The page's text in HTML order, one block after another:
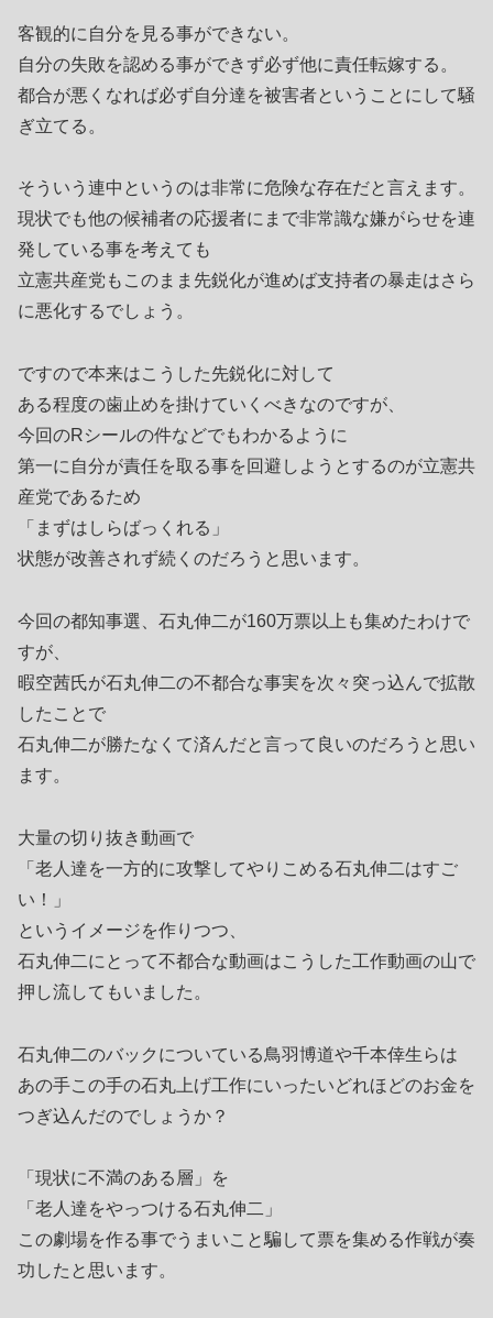
客観的に自分を見る事ができない。
自分の失敗を認める事ができず必ず他に責任転嫁する。
都合が悪くなれば必ず自分達を被害者ということにして騒
ぎ立てる。
そういう連中というのは非常に危険な存在だと言えます。
現状でも他の候補者の応援者にまで非常識な嫌がらせを連
発している事を考えても
立憲共産党もこのまま先鋭化が進めば支持者の暴走はさら
に悪化するでしょう。
ですので本来はこうした先鋭化に対して
ある程度の歯止めを掛けていくべきなのですが、
今回のRシールの件などでもわかるように
第一に自分が責任を取る事を回避しようとするのが立憲共
産党であるため
「まずはしらばっくれる」
状態が改善されず続くのだろうと思います。
今回の都知事選、石丸伸二が160万票以上も集めたわけで
すが、
暇空茜氏が石丸伸二の不都合な事実を次々突っ込んで拡散
したことで
石丸伸二が勝たなくて済んだと言って良いのだろうと思い
ます。
大量の切り抜き動画で
「老人達を一方的に攻撃してやりこめる石丸伸二はすご
い！」
というイメージを作りつつ、
石丸伸二にとって不都合な動画はこうした工作動画の山で
押し流してもいました。
石丸伸二のバックについている鳥羽博道や千本倖生らは
あの手この手の石丸上げ工作にいったいどれほどのお金を
つぎ込んだのでしょうか？
「現状に不満のある層」を
「老人達をやっつける石丸伸二」
この劇場を作る事でうまいこと騙して票を集める作戦が奏
功したと思います。